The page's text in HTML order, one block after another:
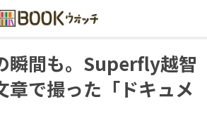
瞬間も。Superfly越智
章で撮った「ドキュメ